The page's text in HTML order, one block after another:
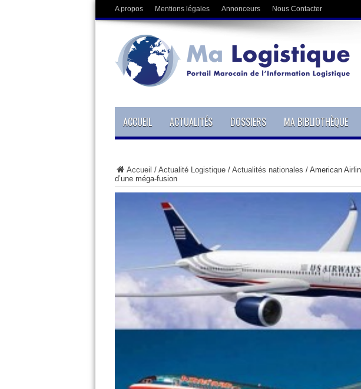
A propos Mentions légales Annonceurs Nous Contacter
ACCUEIL ACTUALITÉS DOSSIERS MA BIBLIOTHÈQUE
Accueil / Actualité Logistique/ Actualités nationales / American
d’une méga-fusion